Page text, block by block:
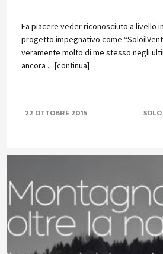
Fa piacere veder riconosciuto a livello
progetto impegnativo come
veramente molto di me stesso negli
ancora ... [continua]
22 OTTOBRE 2015